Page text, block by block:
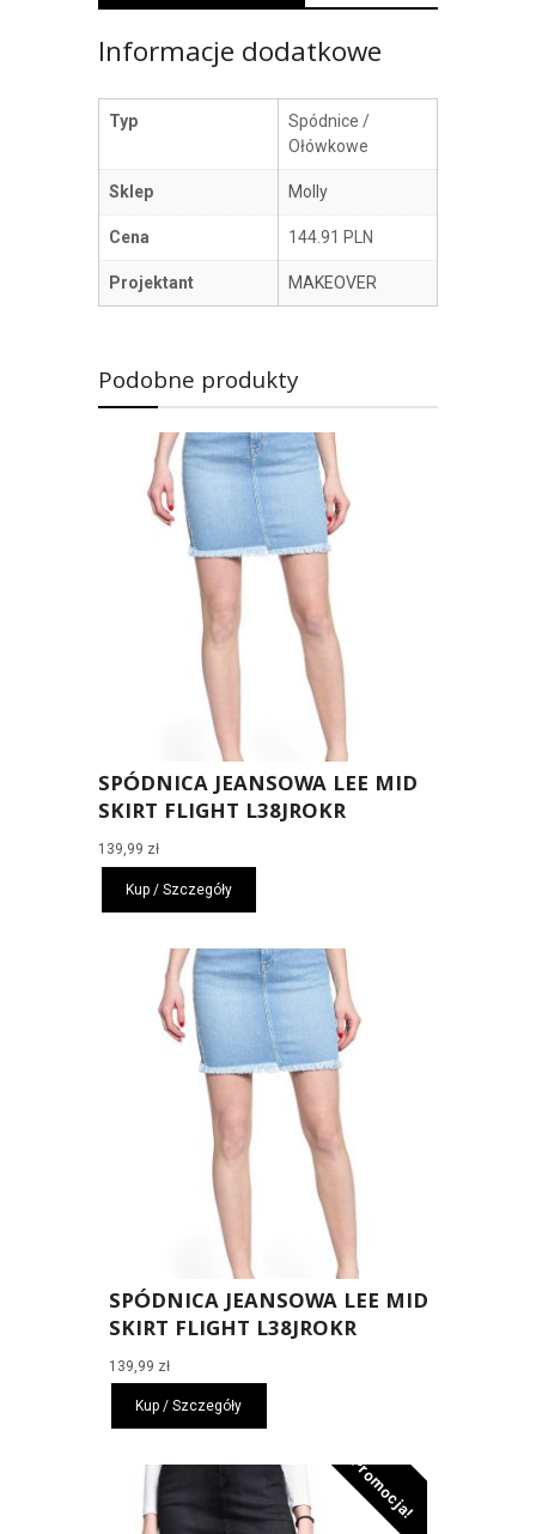
Informacje dodatkowe
Typ
Spódnice /
Ołówkowe
Sklep Molly
Cena 144.91 PLN
Projektant MAKEOVER
Podobne produkty
SPÓDNICA JEANSOWA LEE MID
SKIRT FLIGHT L38JROKR
139,99 zł
Kup / Szczegóły
SPÓDNICA JEANSOWA LEE MID
SKIRT FLIGHT L38JROKR
139,99 zł
Kup / Szczegóły
Promocja!